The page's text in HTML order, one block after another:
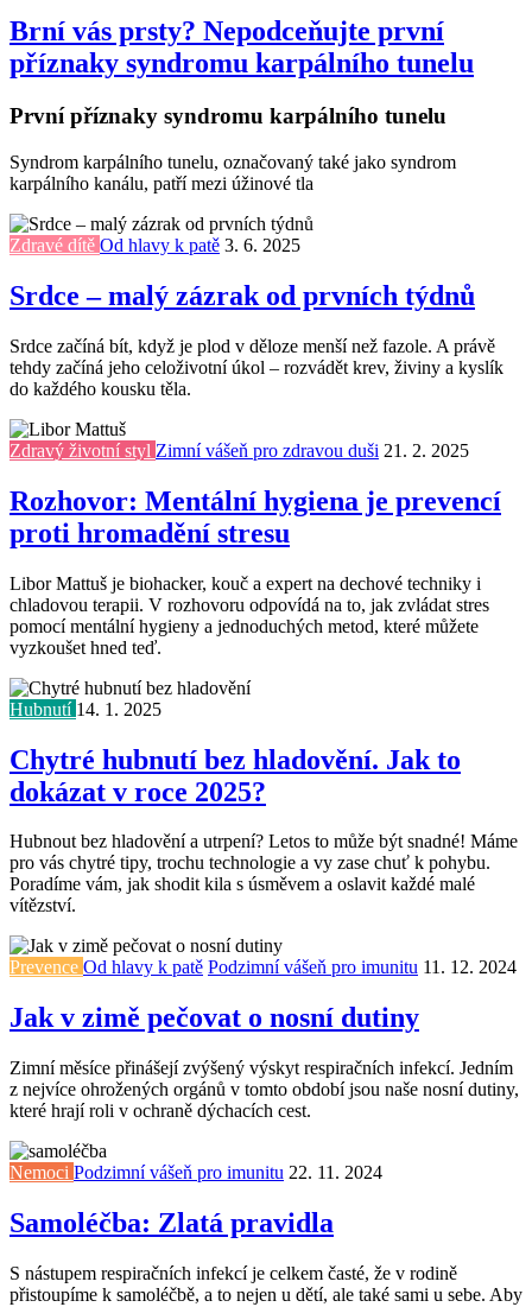
Brní vás prsty? Nepodceňujte první
příznaky syndromu karpálního tunelu
První příznaky syndromu karpálního tunelu
Syndrom karpálního tunelu, označovaný také jako syndrom
karpálního kanálu, patří mezi úžinové tla
Zdravé dítě Od hlavy k patě 3. 6. 2025
Srdce – malý zázrak od prvních týdnů
Srdce začíná bít, když je plod v děloze menší než fazole. A právě
tehdy začíná jeho celoživotní úkol – rozvádět krev, živiny a kyslík
do každého kousku těla.
Zdravý životní styl Zimní vášeň pro zdravou duši 21. 2. 2025
Rozhovor: Mentální hygiena je prevencí
proti hromadění stresu
Libor Mattuš je biohacker, kouč a expert na dechové techniky i
chladovou terapii. V rozhovoru odpovídá na to, jak zvládat stres
pomocí mentální hygieny a jednoduchých metod, které můžete
vyzkoušet hned teď.
Hubnutí 14. 1. 2025
Chytré hubnutí bez hladovění. Jak to
dokázat v roce 2025?
Hubnout bez hladovění a utrpení? Letos to může být snadné! Máme
pro vás chytré tipy, trochu technologie a vy zase chuť k pohybu.
Poradíme vám, jak shodit kila s úsměvem a oslavit každé malé
vítězství.
Prevence Od hlavy k patě Podzimní vášeň pro imunitu 11. 12. 2024
Jak v zimě pečovat o nosní dutiny
Zimní měsíce přinášejí zvýšený výskyt respiračních infekcí. Jedním
z nejvíce ohrožených orgánů v tomto období jsou naše nosní dutiny,
které hrají roli v ochraně dýchacích cest.
Nemoci Podzimní vášeň pro imunitu 22. 11. 2024
Samoléčba: Zlatá pravidla
S nástupem respiračních infekcí je celkem časté, že v rodině
přistoupíme k samoléčbě, a to nejen u dětí, ale také sami u sebe. Aby